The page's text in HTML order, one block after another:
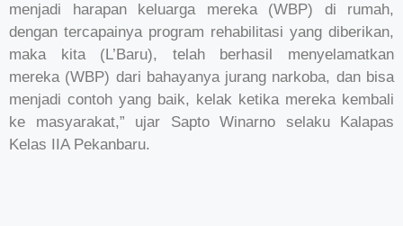
menjadi harapan keluarga mereka (WBP) di rumah,
dengan tercapainya program rehabilitasi yang diberikan,
maka kita (L’Baru), telah berhasil menyelamatkan
mereka (WBP) dari bahayanya jurang narkoba, dan bisa
menjadi contoh yang baik, kelak ketika mereka kembali
ke masyarakat,” ujar Sapto Winarno selaku Kalapas
Kelas IIA Pekanbaru.